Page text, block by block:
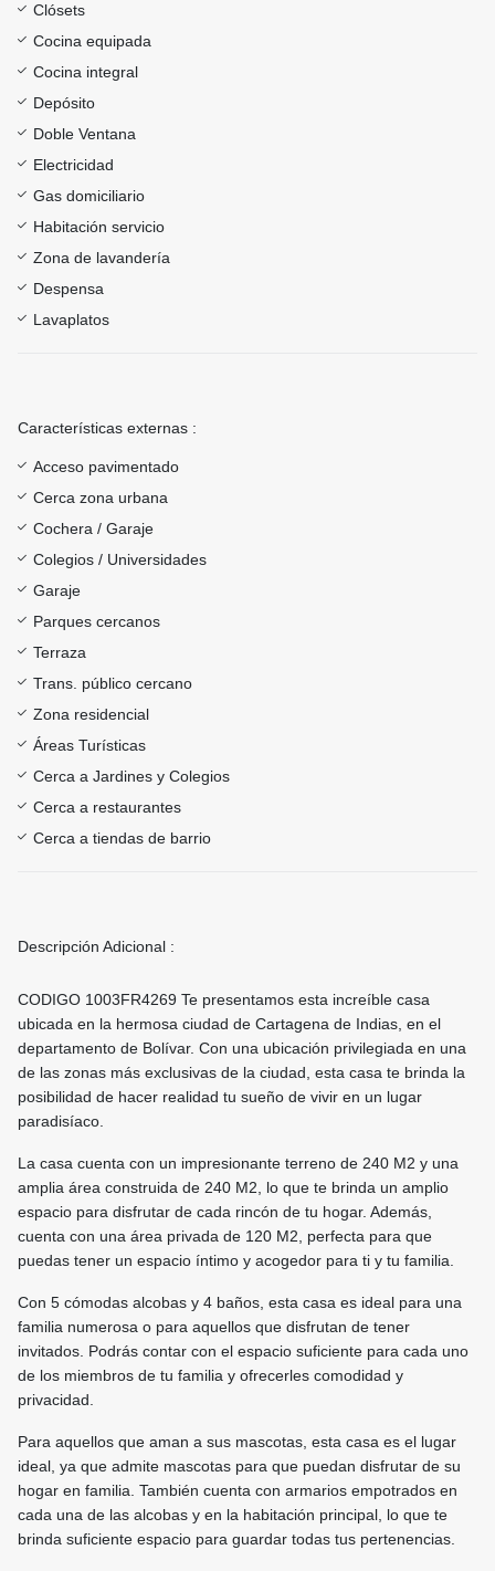
Clósets
Cocina equipada
Cocina integral
Depósito
Doble Ventana
Electricidad
Gas domiciliario
Habitación servicio
Zona de lavandería
Despensa
Lavaplatos
Características externas :
Acceso pavimentado
Cerca zona urbana
Cochera / Garaje
Colegios / Universidades
Garaje
Parques cercanos
Terraza
Trans. público cercano
Zona residencial
Áreas Turísticas
Cerca a Jardines y Colegios
Cerca a restaurantes
Cerca a tiendas de barrio
Descripción Adicional :
CODIGO 1003FR4269 Te presentamos esta increíble casa
ubicada en la hermosa ciudad de Cartagena de Indias, en el
departamento de Bolívar. Con una ubicación privilegiada en una
de las zonas más exclusivas de la ciudad, esta casa te brinda la
posibilidad de hacer realidad tu sueño de vivir en un lugar
paradisíaco.
La casa cuenta con un impresionante terreno de 240 M2 y una
amplia área construida de 240 M2, lo que te brinda un amplio
espacio para disfrutar de cada rincón de tu hogar. Además,
cuenta con una área privada de 120 M2, perfecta para que
puedas tener un espacio íntimo y acogedor para ti y tu familia.
Con 5 cómodas alcobas y 4 baños, esta casa es ideal para una
familia numerosa o para aquellos que disfrutan de tener
invitados. Podrás contar con el espacio suficiente para cada uno
de los miembros de tu familia y ofrecerles comodidad y
privacidad.
Para aquellos que aman a sus mascotas, esta casa es el lugar
ideal, ya que admite mascotas para que puedan disfrutar de su
hogar en familia. También cuenta con armarios empotrados en
cada una de las alcobas y en la habitación principal, lo que te
brinda suficiente espacio para guardar todas tus pertenencias.